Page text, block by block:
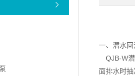
一、潜水
QJB-W潜
面排水时